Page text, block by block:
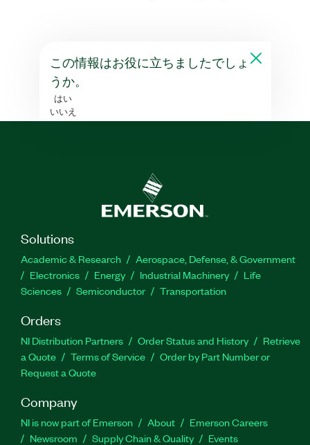
この情報はお役に立ちましたでしょ
うか。
はい
いいえ
Solutions
Academic & Research
Aerospace, Defense, & Government
Electronics
Energy Industrial Machinery
Life
Sciences
Semiconductor Transportation
Orders
NI Distribution Partners Order Status and History
Retrieve
a Quote
Terms of Service
Order by Part Number or
Request a Quote
Company
NI is now part of Emerson About
Emerson Careers
Newsroom
Supply Chain & Quality Events